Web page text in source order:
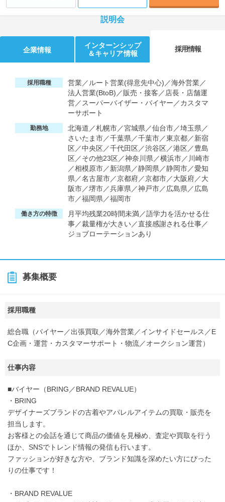
説明会
企業情報
インターンシップ
＆キャリア情報
採用情報
採用職種
営業／ルート営業(得意先中心)／海外営業／
法人営業(BtoB)／販売・接客／店長・店舗運
営／スーパーバイザー・バイヤー／カスタマ
ーサポート
勤務地
北海道／札幌市／宮城県／仙台市／埼玉県／
さいたま市／千葉県／千葉市／東京都／新宿
区／中央区／千代田区／渋谷区／港区／豊島
区／その他23区／神奈川県／横浜市／川崎市
／相模原市／新潟県／静岡県／静岡市／愛知
県／名古屋市／京都府／京都市／大阪府／大
阪市／堺市／兵庫県／神戸市／広島県／広島
市／福岡県／福岡市
働き方の特徴
月平均残業20時間未満／語学力を活かせる仕
事／裁量権が大きい／直接感謝される仕事／
ジョブローテーションあり
募集概要
採用職種
総合職（バイヤー／出張買取／海外営業／インサイドセールス／E
C企画・運営・カスタマーサポート・物流／オークション運営）
仕事内容
■バイヤー（BRING／BRAND REVALUE）
・BRING
デザイナーズブランドの古着やアパレルアイテムの買取・販売を
担当します。
お客様との会話を通じて商品の価値を見極め、査定や買取を行う
ほか、SNSでトレンド情報の発信も行います。
ファッションが好きな方や、ブランド知識を深めたい方にぴった
りの仕事です！
・BRAND REVALUE